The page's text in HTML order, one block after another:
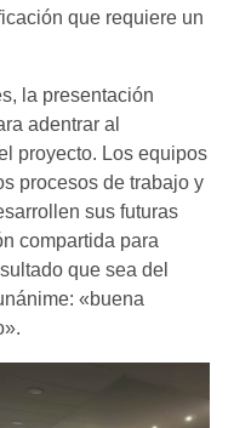
que requiere un
la presentación
adentrar al
proyecto. Los equipos
procesos de trabajo y
sus futuras
compartida para
que sea del
«buena